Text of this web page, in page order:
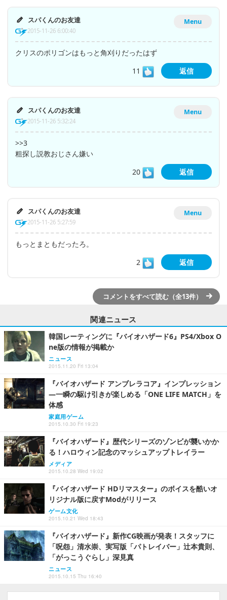
Menu
スパくんのお友達
2015-11-26 6:00:40
クリスのポリゴンはもっと角刈りだったはず
11
返信
Menu
スパくんのお友達
2015-11-26 5:32:24
>>3
粗探し説教おじさん嫌い
20
返信
Menu
スパくんのお友達
2015-11-26 5:27:59
もっとまともだったろ。
2
返信
コメントをすべて読む（全13件）
関連ニュース
韓国レーティングに『バイオハザード6』PS4/Xbox O
ne版の情報が掲載か
ニュース
2015.11.20 Fri 13:04
『バイオハザード アンブレラコア』インプレッション
―一瞬の駆け引きが楽しめる「ONE LIFE MATCH」を
体感
家庭用ゲーム
2015.10.30 Fri 19:23
『バイオハザード』歴代シリーズのゾンビが襲いかか
る！ハロウィン記念のマッシュアップトレイラー
メディア
2015.10.28 Wed 19:02
『バイオハザード HDリマスター』のボイスを酷いオ
リジナル版に戻すModがリリース
ゲーム文化
2015.10.21 Wed 18:43
『バイオハザード』新作CG映画が発表！スタッフに
「呪怨」清水崇、実写版「パトレイバー」辻本貴則、
「がっこうぐらし」深見真
ニュース
2015.10.15 Thu 16:40